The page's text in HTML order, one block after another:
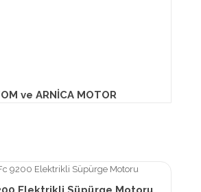
ve ARNİCA MOTOR